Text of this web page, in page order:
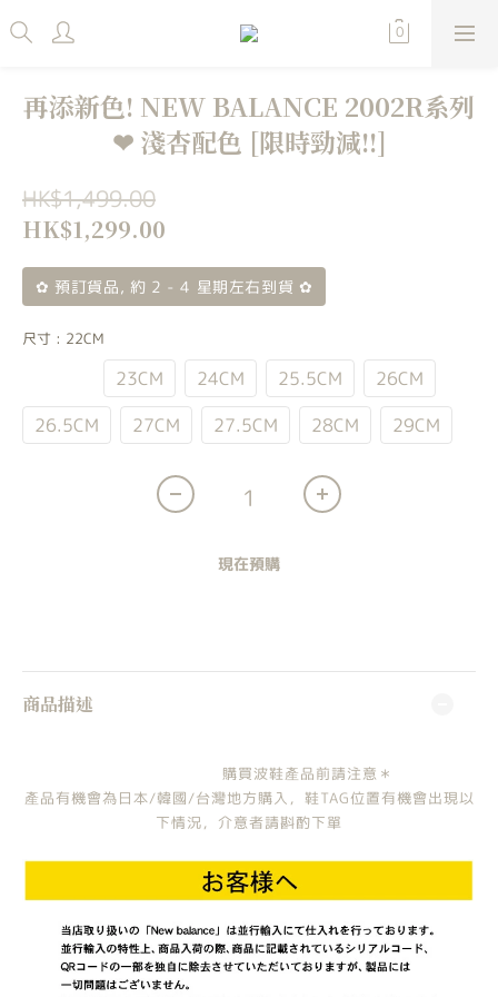
再添新色! NEW BALANCE 2002R系列
❤ 淺杏配色 [限時勁減!!]
HK$1,499.00
HK$1,299.00
✿ 預訂貨品, 約 2 - 4 星期左右到貨 ✿
尺寸 : 22CM
23CM 24CM 25.5CM
26CM
26.5CM
27CM 27.5CM 28CM 29CM
現在預購
商品描述
購買波鞋產品前請注意＊
產品有機會為日本/韓國/台灣地方購入，鞋TAG位置有機會出現以
下情況，介意者請斟酌下單